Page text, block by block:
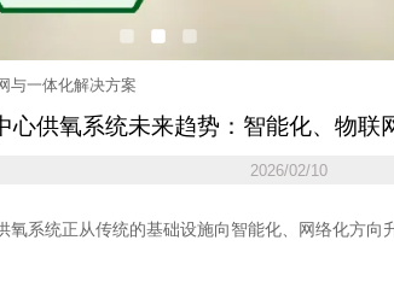
与一体化解决方案
心供氧系统未来趋势：智能化、物联
2026/02/10
氧系统正从传统的基础设施向智能化、网络化方